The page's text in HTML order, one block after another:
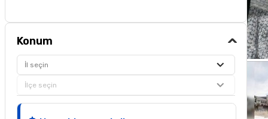
Konum
İl seçin
İlçe seçin